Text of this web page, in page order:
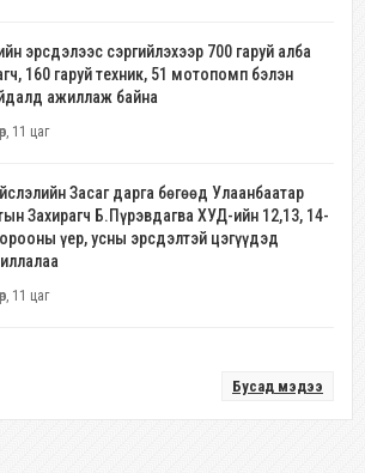
эрсдэлээс сэргийлэхээр 700 гаруй алба
160 гаруй техник, 51 мотопомп бэлэн
ажиллаж байна
11 цаг
Засаг дарга бөгөөд Улаанбаатар
Захирагч Б.Пүрэвдагва ХУД-ийн 12,13, 14-
үер, усны эрсдэлтэй цэгүүдэд
11 цаг
Бусад мэдээ